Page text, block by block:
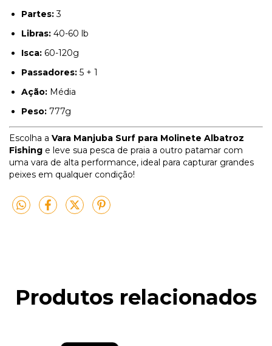
Partes:3
Libras: 40-60 lb
Isca: 60-120g
Passadores: 5 + 1
Ação: Média
Peso: 777g
Escolha a Vara Manjuba Surf para Molinete Albatroz
Fishing e leve sua pesca de praia a outro patamar com
uma vara de alta performance, ideal para capturar grandes
peixes em qualquer condição!
Produtos relacionados